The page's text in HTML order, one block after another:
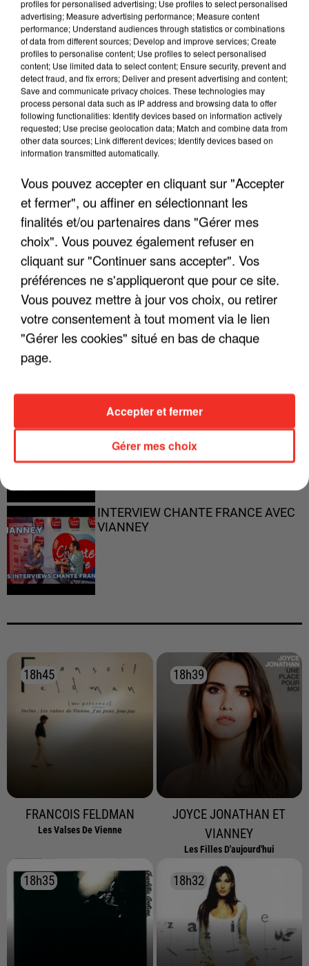
LES INTERVIEWS CHANTE
FRANCE
Voir plus
"JE SUIS À DISPOSITION DES
ENFOIRÉS"
"ON A TOUS LE TRAC"
"ON N'EST PAS DES PARENTS
PARFAITS"
"JE RESPIRE MIEUX SUR SCÈNE" -
CALOGERO
INTERVIEW CHANTE FRANCE AVEC
VIANNEY
18h45
18h45
FRANCOIS FELDMAN
Les Valses De Vienne
18h39
18h39
JOYCE JONATHAN ET
VIANNEY
Les Filles D'aujourd'hui
18h35
18h35 18h32
18h32
profiles for personalised advertising; Use profiles to select personalised
advertising; Measure advertising performance; Measure content
performance; Understand audiences through statistics or combinations
of data from different sources; Develop and improve services; Create
profiles to personalise content; Use profiles to select personalised
content; Use limited data to select content; Ensure security, prevent and
detect fraud, and fix errors; Deliver and present advertising and content;
Save and communicate privacy choices. These technologies may
process personal data such as IP address and browsing data to offer
following functionalities: Identify devices based on information actively
requested; Use precise geolocation data; Match and combine data from
other data sources; Link different devices; Identify devices based on
information transmitted automatically.
Vous pouvez accepter en cliquant sur "Accepter
et fermer", ou affiner en sélectionnant les
finalités et/ou partenaires dans "Gérer mes
choix". Vous pouvez également refuser en
cliquant sur "Continuer sans accepter". Vos
préférences ne s'appliqueront que pour ce site.
Vous pouvez mettre à jour vos choix, ou retirer
votre consentement à tout moment via le lien
"Gérer les cookies" situé en bas de chaque
page.
Gérer mes choix
Accepter et fermer